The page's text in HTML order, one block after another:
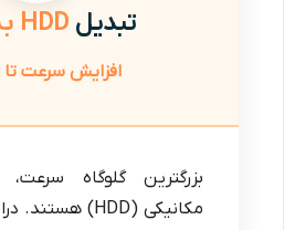
تبدیلHDD به SSD
افزایش سرعت تا ۲۰ برابر
بزرگترین گلوگاه